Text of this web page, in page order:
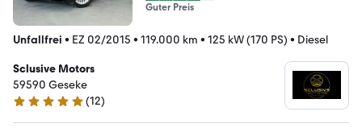
Guter Preis
Unfallfrei • EZ 02/2015 • 119.000 km • 125 kW (170 PS) • Diesel
Sclusive Motors
59590 Geseke
5 Sterne
(12)